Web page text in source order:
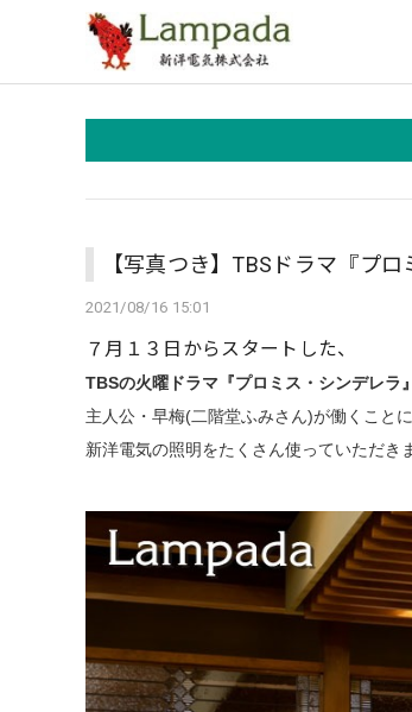
【写真つき】TBSドラマ『プ
2021/08/16 15:01
７月１３日からスタートした、
TBSの火曜ドラマ『プロミス・シンデレラ』
主人公・早梅(二階堂ふみさん)が働くこと
新洋電気の照明をたくさん使っていただき